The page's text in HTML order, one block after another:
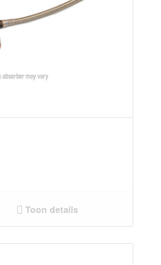
Toon details